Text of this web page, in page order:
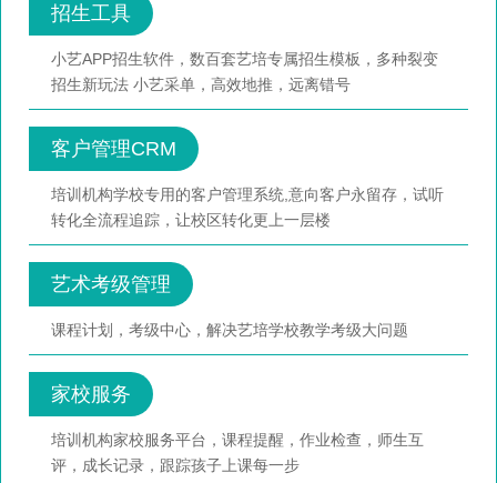
招生工具
小艺APP招生软件，数百套艺培专属招生模板，多种裂变
招生新玩法 小艺采单，高效地推，远离错号
客户管理CRM
培训机构学校专用的客户管理系统,意向客户永留存，试听
转化全流程追踪，让校区转化更上一层楼
艺术考级管理
课程计划，考级中心，解决艺培学校教学考级大问题
家校服务
培训机构家校服务平台，课程提醒，作业检查，师生互
评，成长记录，跟踪孩子上课每一步